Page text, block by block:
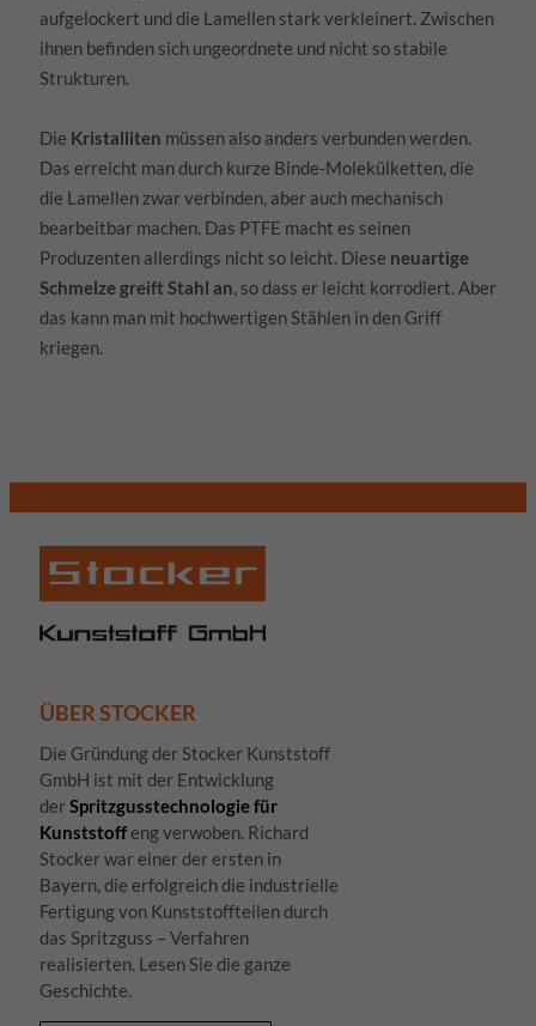
aufgelockert und die Lamellen stark verkleinert. Zwischen
ihnen befinden sich ungeordnete und nicht so stabile
Strukturen.
Die Kristalliten müssen also anders verbunden werden.
Das erreicht man durch kurze Binde-Molekülketten, die
die Lamellen zwar verbinden, aber auch mechanisch
bearbeitbar machen. Das PTFE macht es seinen
Produzenten allerdings nicht so leicht. Diese neuartige
Schmelze greift Stahl an, so dass er leicht korrodiert. Aber
das kann man mit hochwertigen Stählen in den Griff
kriegen.
ÜBER STOCKER
Die Gründung der Stocker Kunststoff
GmbH ist mit der Entwicklung
derSpritzgusstechnologie für
Kunststoffeng verwoben. Richard
Stocker war einer der ersten in
Bayern, die erfolgreich die industrielle
Fertigung von Kunststoffteilen durch
das Spritzguss – Verfahren
realisierten. Lesen Sie die ganze
Geschichte.